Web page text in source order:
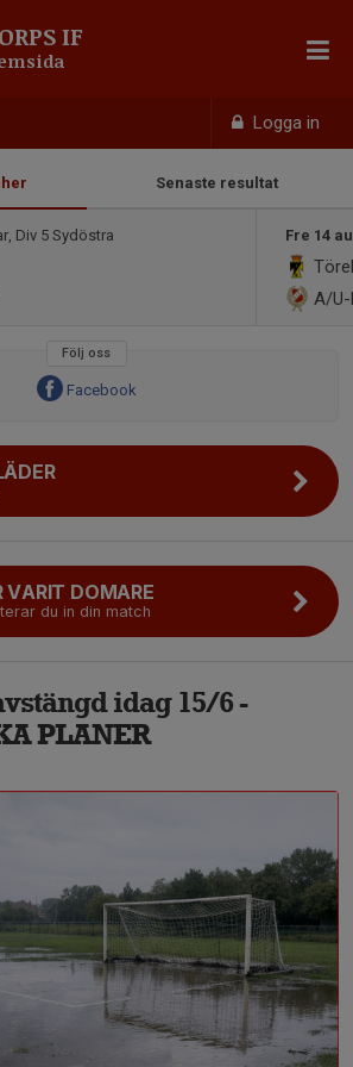
Logga in
IF
Senaste resultat
Div 5 Sydöstra Fre 14
A/
Följ oss
Facebook
VARIT DOMARE
du in din match
idag 15/6 -
PLANER